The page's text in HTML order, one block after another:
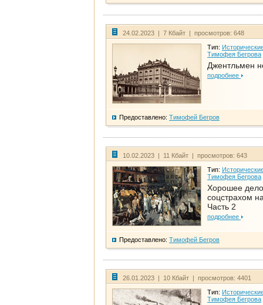
24.02.2023 | 7 Кбайт | просмотров: 648
Тип:
Тимофея Бегрова
Джентльмен
подробнее
Предоставлено: Тимофей Бегров
10.02.2023 | 11 Кбайт | просмотров: 643
Тип:
Тимофея Бегрова
Хорошее дело
соцстрахом
Часть 2
подробнее
Предоставлено: Тимофей Бегров
26.01.2023 | 10 Кбайт | просмотров: 4401
Тип:
Тимофея Бегрова